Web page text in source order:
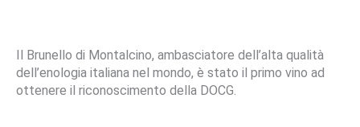
Il Brunello di Montalcino, ambasciatore dell’alta qualità
dell’enologia italiana nel mondo, è stato il primo vino ad
ottenere il riconoscimento della DOCG.